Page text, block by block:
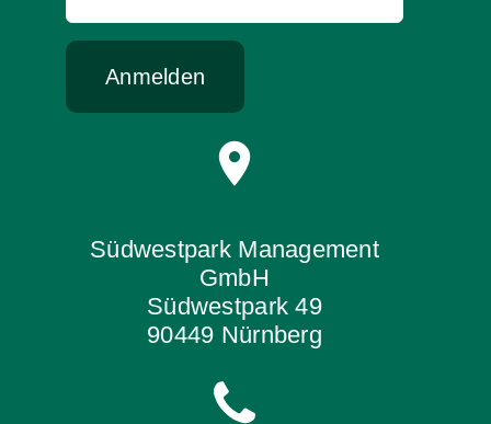
Anmelden
Südwestpark Management
GmbH
Südwestpark 49
90449 Nürnberg